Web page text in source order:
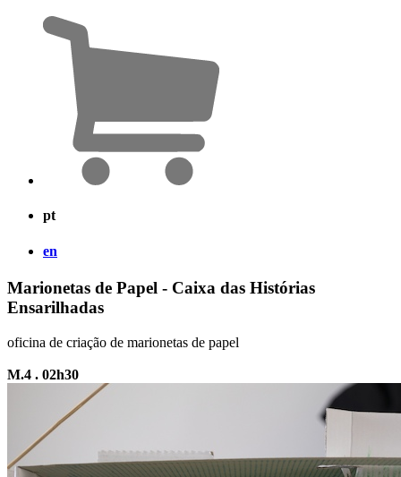
pt
en
Marionetas de Papel - Caixa das Histórias
Ensarilhadas
oficina de criação de marionetas de papel
M.4 . 02h30